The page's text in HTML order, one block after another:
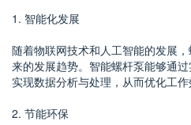
1. 智能化发展
随着物联网技术和人工智能的发展
来的发展趋势。智能螺杆泵能够通
实现数据分析与处理，从而优化工作
2. 节能环保